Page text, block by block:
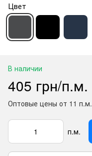
Цвет
В наличии
405 грн/п.м.
Оптовые цены от 11 п.м.
п.м.